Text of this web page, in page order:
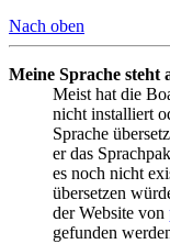
Nach oben
Meine Sprache steht
Meist hat die
nicht installiert
Sprache
er das
es noch nicht
übersetzen
der Website von
gefunden